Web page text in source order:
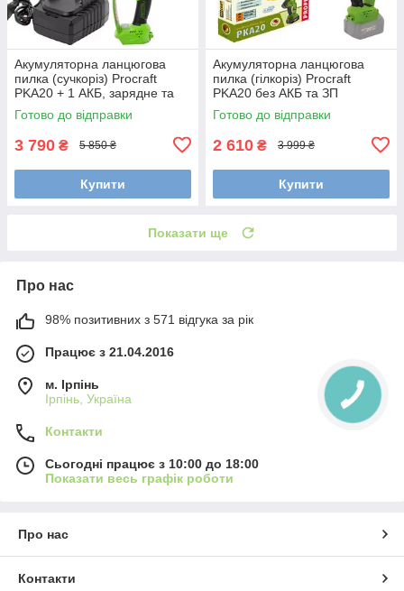
Акумуляторна ланцюгова
пилка (сучкоріз) Procraft
PKA20 + 1 АКБ, зарядне та
масло ланцюга
Готово до відправки
3 790 ₴ 5 850 ₴
Купити
Акумуляторна ланцюгова
пилка (гілкоріз) Procraft
PKA20 без АКБ та ЗП
Готово до відправки
2 610 ₴ 3 999 ₴
Купити
Показати ще
Про нас
98% позитивних з 571 відгука за рік
Працює з 21.04.2016
м. Ірпінь
Ірпінь, Україна
Контакти
Сьогодні працює з 10:00 до 18:00
Показати весь графік роботи
Про нас
Контакти